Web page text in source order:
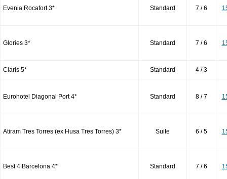
Evenia Rocafort 3* Standard 7 / 6
Glories 3* Standard 7 / 6
Claris 5* Standard 4 / 3
Eurohotel Diagonal Port 4* Standard 8 / 7
Atiram Tres Torres (ex Husa Tres Torres) 3* Suite 6 / 5
Best 4 Barcelona 4* Standard 7 / 6